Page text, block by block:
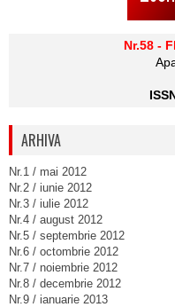
Nr.58 -
ARHIVA
Nr.1 / mai 2012
Nr.2 / iunie 2012
Nr.3 / iulie 2012
Nr.4 / august 2012
Nr.5 / septembrie 2012
Nr.6 / octombrie 2012
Nr.7 / noiembrie 2012
Nr.8 / decembrie 2012
Nr.9 / ianuarie 2013